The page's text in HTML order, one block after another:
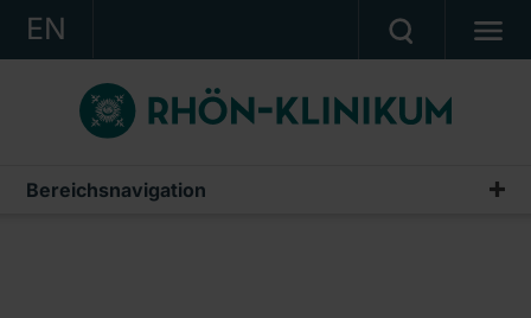
EN
KONZERN
KLINIKEN
KARRIERE
Bereichsnavigation
IR-News